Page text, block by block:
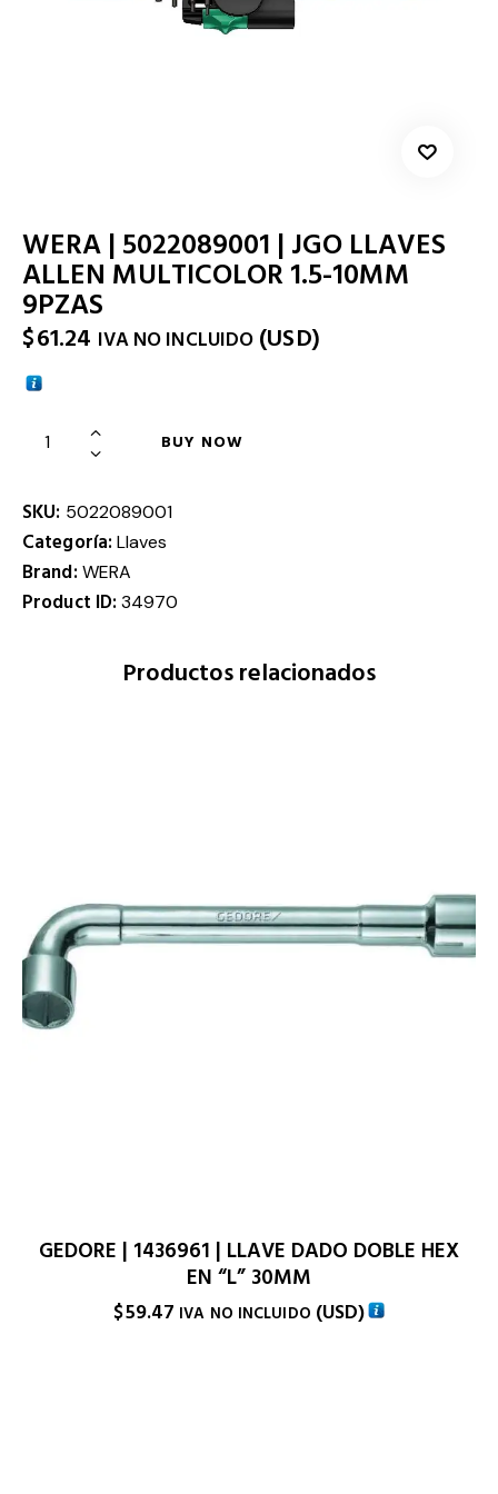
WERA | 5022089001 | JGO LLAVES
ALLEN MULTICOLOR 1.5-10MM
9PZAS
$61.24 IVA NO INCLUIDO (USD)
BUY NOW
SKU: 5022089001
Categoría:Llaves
Brand: WERA
Product ID:34970
Productos relacionados
GEDORE | 1436961 | LLAVE DADO DOBLE HEX
EN “L” 30MM
$59.47 IVA NO INCLUIDO (USD)